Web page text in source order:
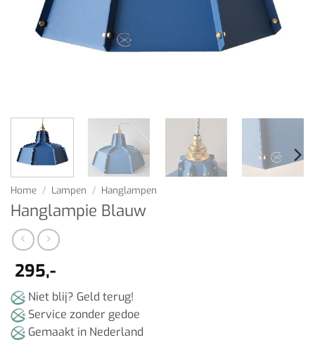
Home / Lampen / Hanglampen
Hanglampie Blauw
295,-
Niet blij? Geld terug!
Service zonder gedoe
Gemaakt in Nederland